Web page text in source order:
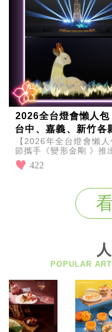
事
優
惠
懶
人
包
稿
聲
明
版
權
2026全台燈會懶人包
台中、嘉義、新竹各
次看！
【2026年全台燈會懶
節攜手《變形金剛 》推
什麼？要去哪裡賞燈？
422
POPULAR